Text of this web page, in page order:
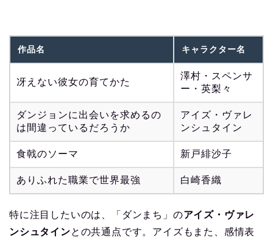
作品名 キャラクター名
冴えない彼女の育てかた
澤村・スペンサ
ー・英梨々
ダンジョンに出会いを求めるの
は間違っているだろうか
アイズ・ヴァレ
ンシュタイン
食戟のソーマ 新戸緋沙子
ありふれた職業で世界最強 白崎香織
特に注目したいのは、「ダンまち」のアイズ・ヴァレ
ンシュタインとの共通点です。アイズもまた、感情表